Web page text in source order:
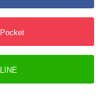
Pocket
LINE